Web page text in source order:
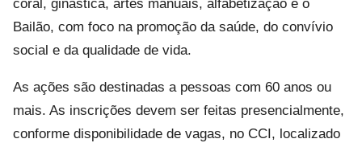
coral, ginástica, artes manuais, alfabetização e o
Bailão, com foco na promoção da saúde, do convívio
social e da qualidade de vida.
As ações são destinadas a pessoas com 60 anos ou
mais. As inscrições devem ser feitas presencialmente,
conforme disponibilidade de vagas, no CCI, localizado